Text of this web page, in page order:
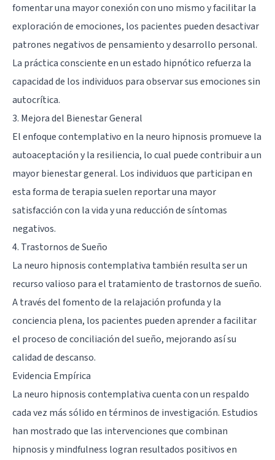
fomentar una mayor conexión con uno mismo y facilitar la
exploración de emociones, los pacientes pueden desactivar
patrones negativos de pensamiento y desarrollo personal.
La práctica consciente en un estado hipnótico refuerza la
capacidad de los individuos para observar sus emociones sin
autocrítica.
3. Mejora del Bienestar General
El enfoque contemplativo en la neuro hipnosis promueve la
autoaceptación y la resiliencia, lo cual puede contribuir a un
mayor bienestar general. Los individuos que participan en
esta forma de terapia suelen reportar una mayor
satisfacción con la vida y una reducción de síntomas
negativos.
4. Trastornos de Sueño
La neuro hipnosis contemplativa también resulta ser un
recurso valioso para el tratamiento de trastornos de sueño.
A través del fomento de la relajación profunda y la
conciencia plena, los pacientes pueden aprender a facilitar
el proceso de conciliación del sueño, mejorando así su
calidad de descanso.
Evidencia Empírica
La neuro hipnosis contemplativa cuenta con un respaldo
cada vez más sólido en términos de investigación. Estudios
han mostrado que las intervenciones que combinan
hipnosis y mindfulness logran resultados positivos en